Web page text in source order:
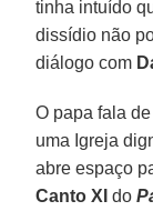
tinha intuído
dissídio não
diálogo com
O papa fala
uma Igreja
abre espaço
Canto XI do